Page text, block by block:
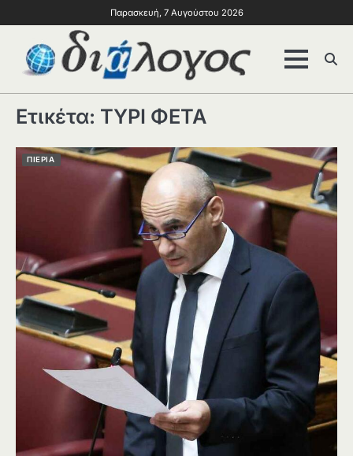
Παρασκευή, 7 Αυγούστου 2026
Ετικέτα: ΤΥΡΙ ΦΕΤΑ
ΠΙΕΡΙΑ